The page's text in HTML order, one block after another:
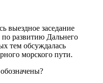
выездное заседание
развитию Дальнего
тем обсуждалась
морского пути.